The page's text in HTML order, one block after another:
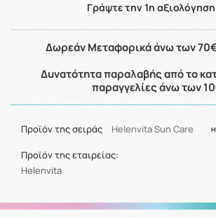
Γράψτε την 1η αξιολόγηση
Δωρεάν Μεταφορικά άνω των
Δυνατότητα παραλαβής από το
παραγγελίες άνω των
Προϊόν της σειράς Helenvita Sun Care
Προϊόν της εταιρείας:
Helenvita